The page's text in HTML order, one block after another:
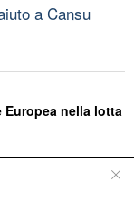
a Cansu
Europea nella lotta